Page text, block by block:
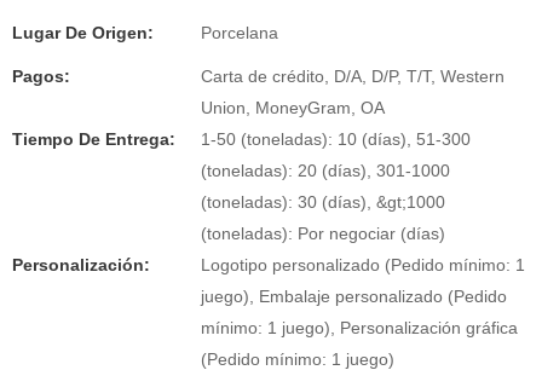
Lugar De Origen: Porcelana
Pagos:
Carta de crédito, D/A, D/P, T/T, Western
Union, MoneyGram, OA
Tiempo De Entrega:
1-50 (toneladas): 10 (días), 51-300
(toneladas): 20 (días), 301-1000
(toneladas): 30 (días), &gt;1000
(toneladas): Por negociar (días)
Personalización:
Logotipo personalizado (Pedido mínimo: 1
juego), Embalaje personalizado (Pedido
mínimo: 1 juego), Personalización gráfica
(Pedido mínimo: 1 juego)